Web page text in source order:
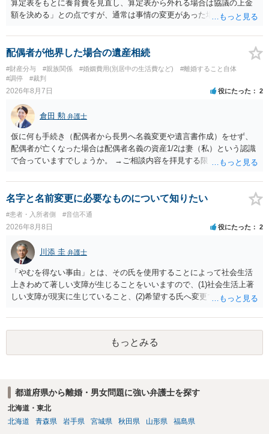
算定表をもとに養育費を見直し、算定表から外れる場合は協議の上金
額を決める」との点ですが、通常は事情の変更があった場合に変更し
来なかった事情の変更により双方協議の上増減出来る」と「通知義務
に勤務先」が含まれているので、私に収入が入った事は相手に通知が
行く事になり、上記のような文言が無くても養育費の見直しは適宜出
来るかと思うのですが違うのでしょうか？との点はそのとおりかと思
います。養育費は事情の変更があった場合に変更するので毎年見直す
配偶者が他界した場合の遺産相続
#財産分与 #親族関係 #婚姻費用(別居中の生活費など)
#離婚すること自体
#調停
#裁判
2026年8月7日 役にたった 2
倉田 勲 弁護士
仮に何も手続き（配偶者から長男へ名義変更や遺言書作成）をせず、
配偶者が亡くなった場合は配偶者名義の資産1/2は妻（私）という認識
で合っていますでしょうか。 →ご相談内容を拝見する限りでは、その
完全に所有する場合は、他の相続人に対して自宅の評価額の１/２の代
償金の支払いが必要になります。
名字と名前変更に必要なものについて知りたい
#患者・入所者側 #音信不通
2026年8月8日 役にたった 2
川添 圭 弁護士
「やむを得ない事由」とは、その氏を使用することによって社会生活
上きわめて著しい支障が生じることをいいますので、(1)社会生活上著
しい支障が現実に生じていること、(2)希望する氏へ変更できればその
できるかどうかがポイントです。 記録中に現れた一切の事情が判断対
象ですので、上記(1)と(2)を説明できる資料は全て（ただし理路整然
に）提出することが必要になります。「フラッシュバック」とのこと
なので、例えば、医学上確立されているPTSDの診断基準に合致した説
護士へ依頼しても苦労することが強く予想されるところです。、もし
本人申立てをお考えであれば、医学知識はもちろん法律知識も要求さ
れますので、性急な申立てをせず、知識と資料をしっかりと揃えて、
もっとみる
都道府県から離婚・男女問題に強い弁護士を探す
北海道・東北
北海道
青森県 岩手県 宮城県 秋田県 山形県 福島県